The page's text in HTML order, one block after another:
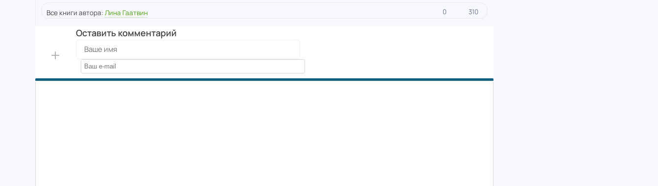
Все книги автора: Лина Гаатвин 0 310
Оставить комментарий